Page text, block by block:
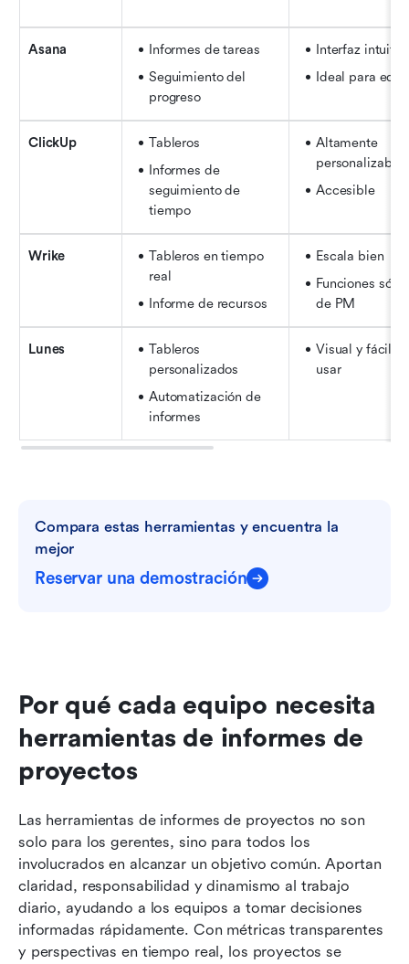
Asana
Informes de tareas
Seguimiento del
progreso
Interfaz
Ideal para
ClickUp
Tableros
Informes de
seguimiento de
tiempo
Altamente
personalizable
Accesible
Wrike
Tableros en tiempo
real
Informe de recursos
Escala bien
Funciones
de PM
Lunes
Tableros
personalizados
Automatización de
informes
Visual y fácil
usar
Compara estas herramientas y encuentra la
mejor
Reservar una demostración
Por qué cada equipo necesita
herramientas de informes de
proyectos
Las herramientas de informes de proyectos no son
solo para los gerentes, sino para todos los
involucrados en alcanzar un objetivo común. Aportan
claridad, responsabilidad y dinamismo al trabajo
diario, ayudando a los equipos a tomar decisiones
informadas rápidamente. Con métricas transparentes
y perspectivas en tiempo real, los proyectos se